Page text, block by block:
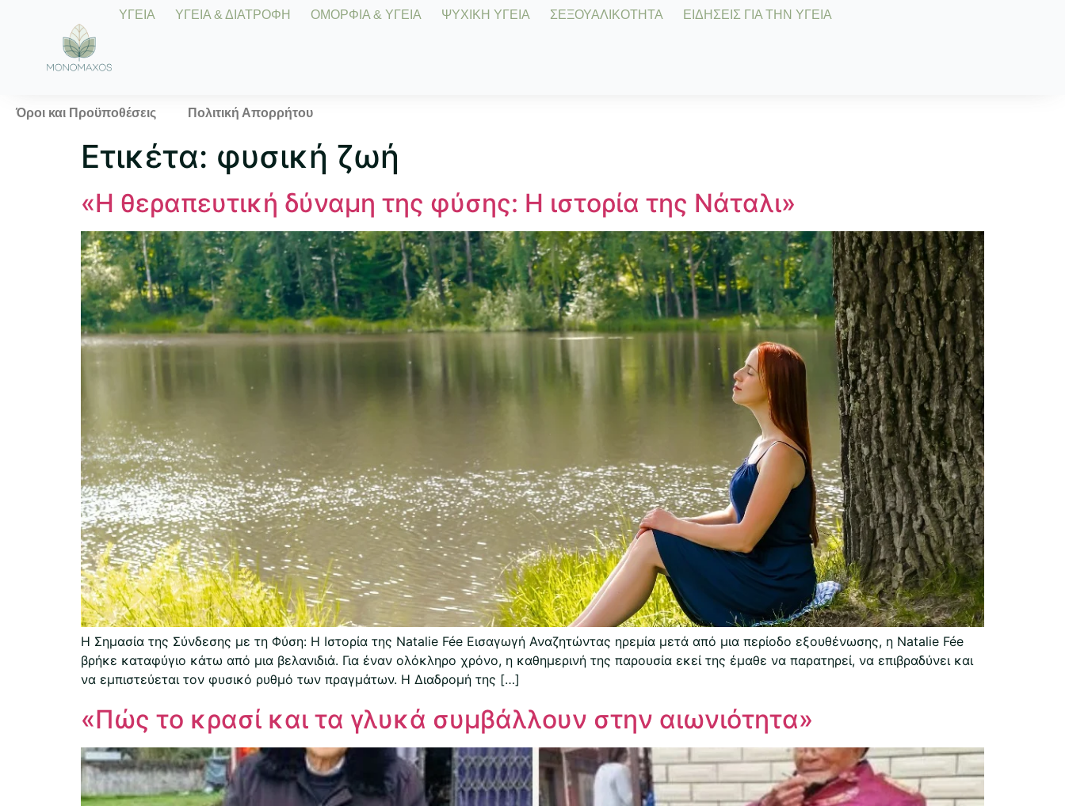
ΥΓΕΙΑ ΥΓΕΙΑ & ΔΙΑΤΡΟΦΗ ΟΜΟΡΦΙΑ & ΥΓΕΙΑ ΨΥΧΙΚΗ ΥΓΕΙΑ ΣΕΞΟΥΑΛΙΚΟΤΗΤΑ ΕΙΔΗΣΕΙΣ ΓΙΑ ΤΗΝ ΥΓΕΙΑ
Όροι και Προϋποθέσεις Πολιτική Απορρήτου
Ετικέτα: φυσική ζωή
«Η θεραπευτική δύναμη της φύσης: Η ιστορία της Νάταλι»
Η Σημασία της Σύνδεσης με τη Φύση: Η Ιστορία της Natalie Fée Εισαγωγή Αναζητώντας ηρεμία μετά από μια περίοδο εξουθένωσης, η Natalie Fée
βρήκε καταφύγιο κάτω από μια βελανιδιά. Για έναν ολόκληρο χρόνο, η καθημερινή της παρουσία εκεί της έμαθε να παρατηρεί, να επιβραδύνει και
να εμπιστεύεται τον φυσικό ρυθμό των πραγμάτων. Η Διαδρομή της […]
«Πώς το κρασί και τα γλυκά συμβάλλουν στην αιωνιότητα»